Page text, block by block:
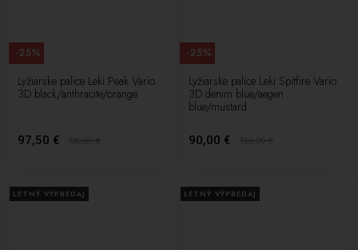
Lyžiarske palice Leki Peak Vario
3D black/anthracite/orange
97,50 € 130,00€
-25%
Lyžiarske palice Leki Spitfire Vario
3D denim blue/aegen
blue/mustard
90,00 € 120,00€
-25%
LETNÝ VÝPREDAJ LETNÝ VÝPREDAJ